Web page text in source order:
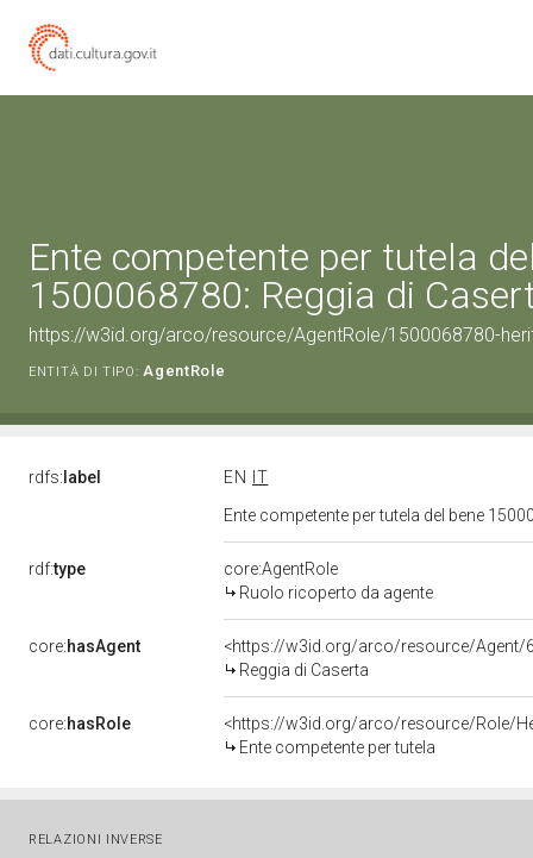
Ente competente per tutela
1500068780: Reggia di
https://w3id.org/arco/resource/AgentRole/1500068780-
ENTITÀ DI TIPO: AgentRole
rdfs: label EN
IT
Ente competente per tutela del bene
rdf:type
core:AgentRole
Ruolo ricoperto da agente
core:hasAgent
<https://w3id.org/arco/resource/Agent/
Reggia di Caserta
core:hasRole
<https://w3id.org/arco/resource/Role/
Ente competente per tutela
RELAZIONI INVERSE